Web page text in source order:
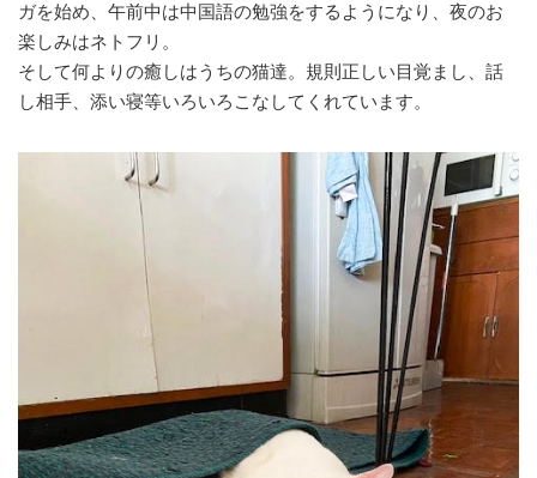
ガを始め、午前中は中国語の勉強をするようになり、夜のお
楽しみはネトフリ。
そして何よりの癒しはうちの猫達。規則正しい目覚まし、話
し相手、添い寝等いろいろこなしてくれています。